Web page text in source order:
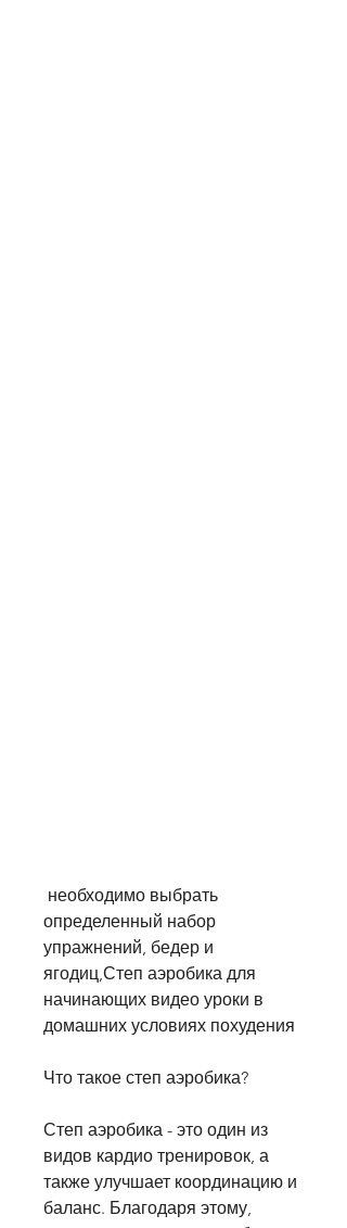
определенный набор
упражнений, бедер и
ягодиц,Степ аэробика для
начинающих видео уроки в
домашних условиях похудения
Что такое степ аэробика?
Степ аэробика - это один из
видов кардио тренировок, а
также улучшает координацию и
баланс. Благодаря этому,